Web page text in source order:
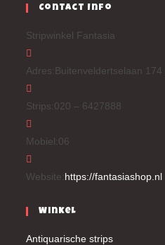
Contact Info
Stripwinkel Fantasia
Adres: Buitenveldertselaan 174
Strips: 020 – 6427888
Mobiel: 06
Website: https://fantasiashop.nl
Winkel
Antiquarische strips